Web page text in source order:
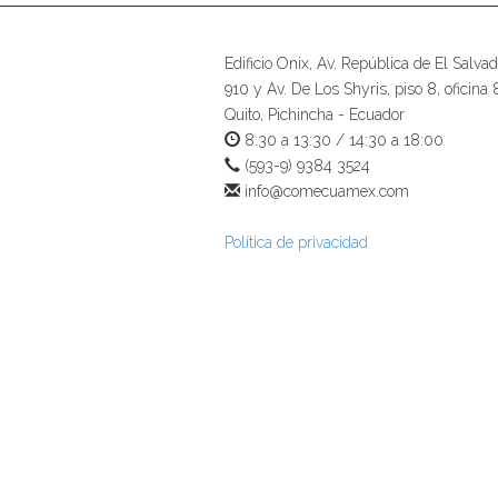
Edificio Onix, Av. República de El
910 y Av. De Los Shyris, piso 8, oficina
Quito, Pichincha - Ecuador
8:30 a 13:30 / 14:30 a 18:00
(593-9) 9384 3524
info@comecuamex.com
Política de privacidad